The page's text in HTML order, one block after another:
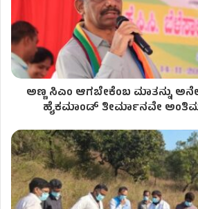
ಅಣ್ಣ ಸಿಎಂ ಆಗಬೇಕೆಂಬ ಮಾತನ್ನು
ಹೈಕಮಾಂಡ್ ತೀರ್ಮಾನವೇ